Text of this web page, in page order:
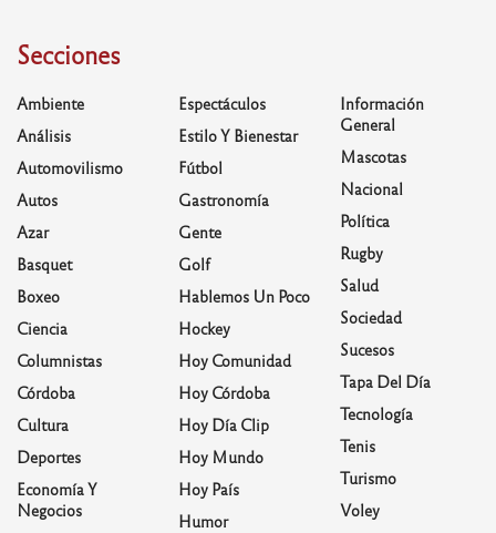
Secciones
Ambiente
Análisis
Automovilismo
Autos
Azar
Basquet
Boxeo
Ciencia
Columnistas
Córdoba
Cultura
Deportes
Economía Y
Negocios
Espectáculos
Estilo Y Bienestar
Fútbol
Gastronomía
Gente
Golf
Hablemos Un Poco
Hockey
Hoy Comunidad
Hoy Córdoba
Hoy Día Clip
Hoy Mundo
Hoy País
Humor
Información
General
Mascotas
Nacional
Política
Rugby
Salud
Sociedad
Sucesos
Tapa Del Día
Tecnología
Tenis
Turismo
Voley